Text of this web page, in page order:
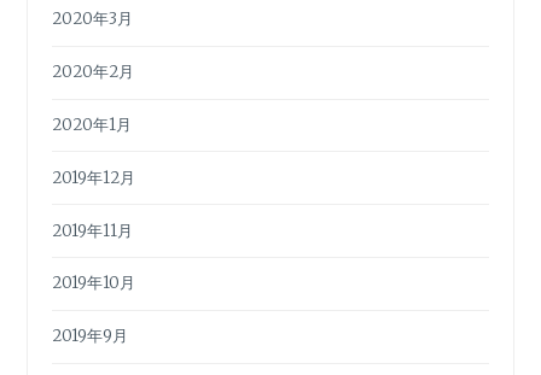
2020年3月
2020年2月
2020年1月
2019年12月
2019年11月
2019年10月
2019年9月